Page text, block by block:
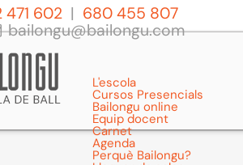
471 602
680 455 807
bailongu@bailongu.com
L'escola
Cursos Presencials
Bailongu online
Equip docent
Carnet
Agenda
Perquè Bailongu?